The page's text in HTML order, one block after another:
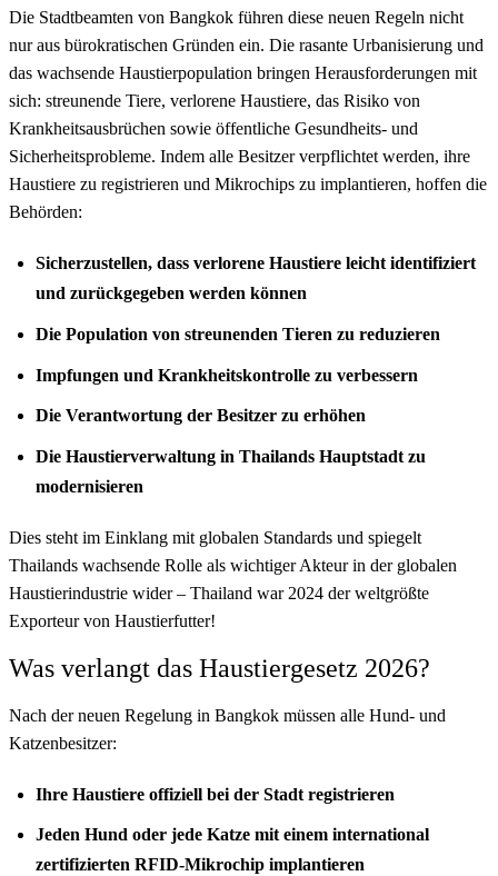
Die Stadtbeamten von Bangkok führen diese neuen Regeln nicht
nur aus bürokratischen Gründen ein. Die rasante Urbanisierung und
das wachsende Haustierpopulation bringen Herausforderungen mit
sich: streunende Tiere, verlorene Haustiere, das Risiko von
Krankheitsausbrüchen sowie öffentliche Gesundheits- und
Sicherheitsprobleme. Indem alle Besitzer verpflichtet werden, ihre
Haustiere zu registrieren und Mikrochips zu implantieren, hoffen die
Behörden:
Sicherzustellen, dass verlorene Haustiere leicht identifiziert
und zurückgegeben werden können
Die Population von streunenden Tieren zu reduzieren
Impfungen und Krankheitskontrolle zu verbessern
Die Verantwortung der Besitzer zu erhöhen
Die Haustierverwaltung in Thailands Hauptstadt zu
modernisieren
Dies steht im Einklang mit globalen Standards und spiegelt
Thailands wachsende Rolle als wichtiger Akteur in der globalen
Haustierindustrie wider – Thailand war 2024 der weltgrößte
Exporteur von Haustierfutter!
Was verlangt das Haustiergesetz 2026?
Nach der neuen Regelung in Bangkok müssen alle Hund- und
Katzenbesitzer:
Ihre Haustiere offiziell bei der Stadt registrieren
Jeden Hund oder jede Katze mit einem international
zertifizierten RFID-Mikrochip implantieren